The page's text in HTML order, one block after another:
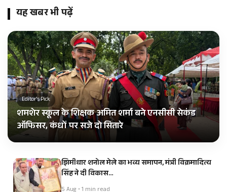
यह खबर भी पढ़ें
Editor's Pick
शमशेर स्कूल के शिक्षक अमित शर्मा बने एनसीसी सेकंड
ऑफिसर, कंधों पर सजे दो सितारे
झिमीधार शनोल मेले का भव्य समापन, मंत्री विक्रमादित्य
सिंह ने दी विकास…